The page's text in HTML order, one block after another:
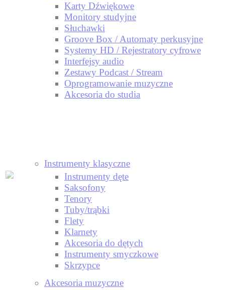
Karty Dźwiękowe
Monitory studyjne
Słuchawki
Groove Box / Automaty perkusyjne
Systemy HD / Rejestratory cyfrowe
Interfejsy audio
Zestawy Podcast / Stream
Oprogramowanie muzyczne
Akcesoria do studia
Instrumenty klasyczne
Instrumenty dęte
Saksofony
Tenory
Tuby/trąbki
Flety
Klarnety
Akcesoria do dętych
Instrumenty smyczkowe
Skrzypce
Akcesoria muzyczne